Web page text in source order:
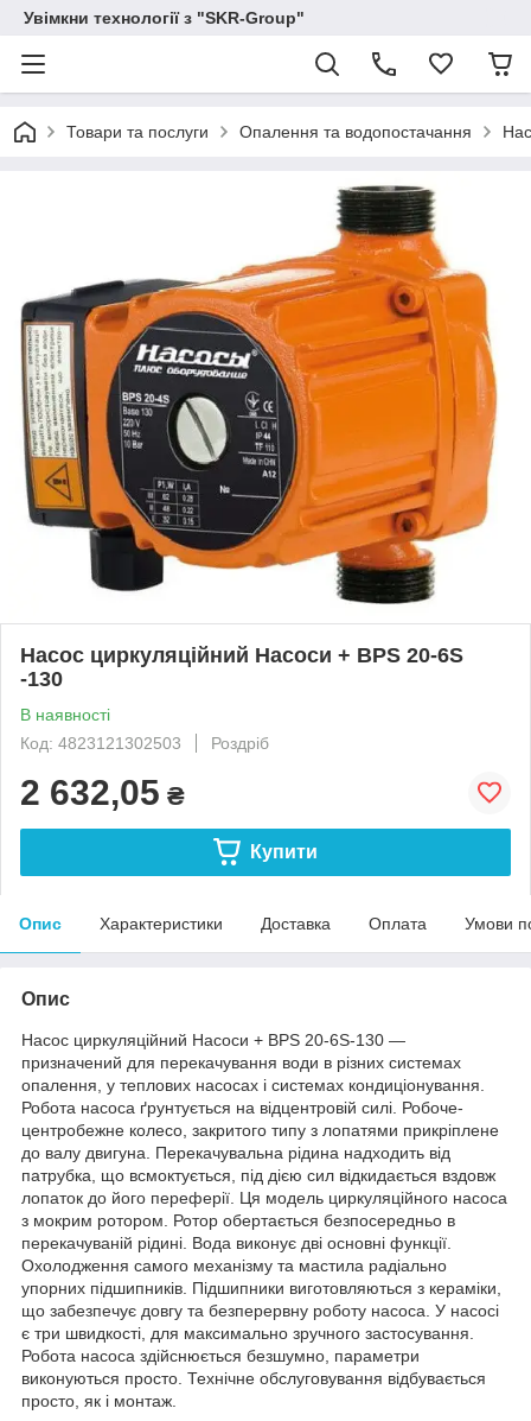
Увімкни технології з "SKR-Group"
Товари та послуги Опалення та водопостачання
Насос циркуляційний Насоси + BPS 20-6S
-130
В наявності
Код: 4823121302503
Роздріб
2 632,05 ₴
Купити
Опис Характеристики Доставка Оплата Умови
Опис
Насос циркуляційний Насоси + BPS 20-6S-130 —
призначений для перекачування води в різних системах
опалення, у теплових насосах і системах кондиціонування.
Робота насоса ґрунтується на відцентровій силі. Робоче-
центробежне колесо, закритого типу з лопатями прикріплене
до валу двигуна. Перекачувальна рідина надходить від
патрубка, що всмоктується, під дією сил відкидається вздовж
лопаток до його переферії. Ця модель циркуляційного насоса
з мокрим ротором. Ротор обертається безпосередньо в
перекачуваній рідині. Вода виконує дві основні функції.
Охолодження самого механізму та мастила радіально
упорних підшипників. Підшипники виготовляються з кераміки,
що забезпечує довгу та безперервну роботу насоса. У насосі
є три швидкості, для максимально зручного застосування.
Робота насоса здійснюється безшумно, параметри
виконуються просто. Технічне обслуговування відбувається
просто, як і монтаж.